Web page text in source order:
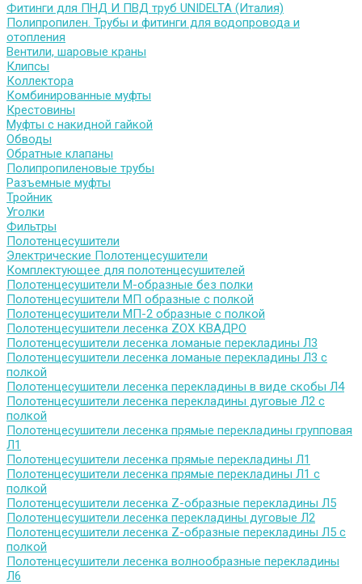
Фитинги для ПНД И ПВД труб UNIDELTA (Италия)
Полипропилен. Трубы и фитинги для водопровода и
отопления
Вентили, шаровые краны
Клипсы
Коллектора
Комбинированные муфты
Крестовины
Муфты с накидной гайкой
Обводы
Обратные клапаны
Полипропиленовые трубы
Разъемные муфты
Тройник
Уголки
Фильтры
Полотенцесушители
Электрические Полотенцесушители
Комплектующее для полотенцесушителей
Полотенцесушители М-образные без полки
Полотенцесушители МП образные с полкой
Полотенцесушители МП-2 образные с полкой
Полотенцесушители лесенка ZOX КВАДРО
Полотенцесушители лесенка ломаные перекладины Л3
Полотенцесушители лесенка ломаные перекладины Л3 с
полкой
Полотенцесушители лесенка перекладины в виде скобы Л4
Полотенцесушители лесенка перекладины дуговые Л2 с
полкой
Полотенцесушители лесенка прямые перекладины групповая
Л1
Полотенцесушители лесенка прямые перекладины Л1
Полотенцесушители лесенка прямые перекладины Л1 с
полкой
Полотенцесушители лесенка Z-образные перекладины Л5
Полотенцесушители лесенка перекладины дуговые Л2
Полотенцесушители лесенка Z-образные перекладины Л5 с
полкой
Полотенцесушители лесенка волнообразные перекладины
Л6